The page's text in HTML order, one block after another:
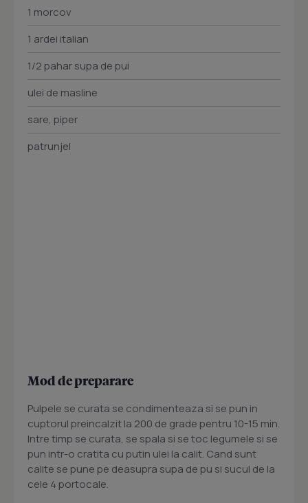
1 morcov
1 ardei italian
1/2 pahar supa de pui
ulei de masline
sare, piper
patrunjel
Mod de preparare
Pulpele se curata se condimenteaza si se pun in
cuptorul preincalzit la 200 de grade pentru 10-15 min.
Intre timp se curata, se spala si se toc legumele si se
pun intr-o cratita cu putin ulei la calit. Cand sunt
calite se pune pe deasupra supa de pu si sucul de la
cele 4 portocale.